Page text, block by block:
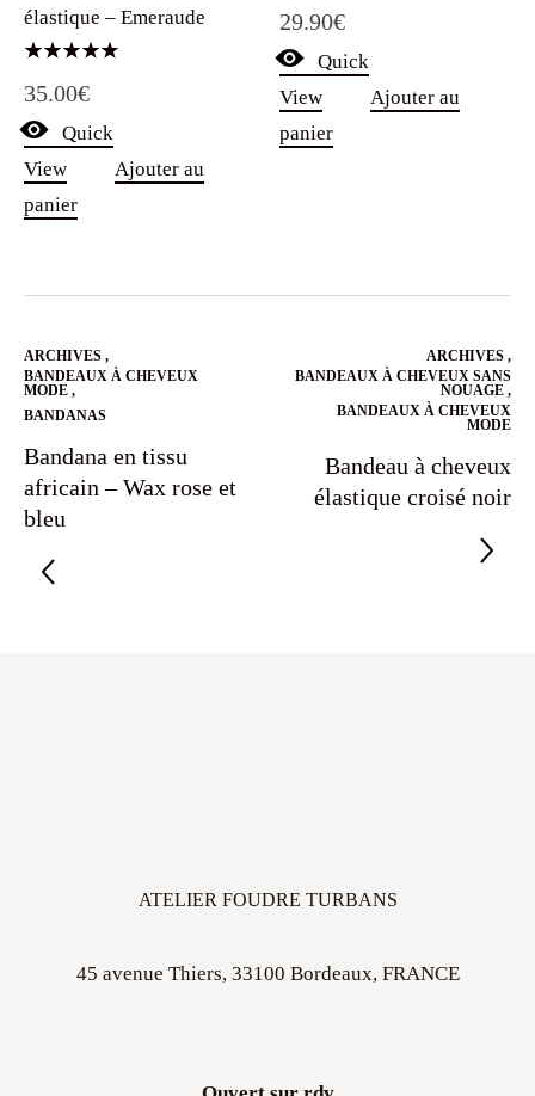
élastique – Emeraude
5.00
35.00€
Quick
View
Ajouter au
panier
29.90€
Quick
View
Ajouter au
panier
ARCHIVES ,
BANDEAUX À CHEVEUX
MODE ,
BANDANAS
Bandana en tissu
africain – Wax rose et
bleu
ARCHIVES ,
BANDEAUX À CHEVEUX SANS
NOUAGE ,
BANDEAUX À CHEVEUX
MODE
Bandeau à cheveux
élastique croisé noir
ATELIER FOUDRE TURBANS
45 avenue Thiers, 33100 Bordeaux, FRANCE